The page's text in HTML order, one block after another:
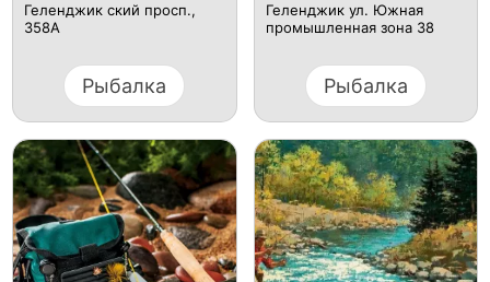
Геленджик ский просп.,
358А
Рыбалка
Геленджик ул. Южная
промышленная зона 38
Рыбалка